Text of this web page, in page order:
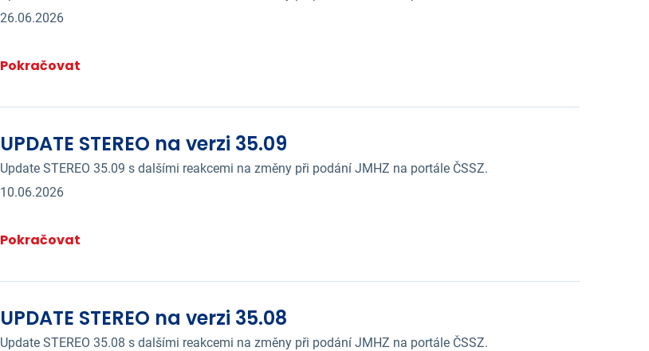
26.06.2026
Pokračovat
UPDATE STEREO na verzi 35.09
Update STEREO 35.09 s dalšími reakcemi na změny při podání JMHZ na portále ČSSZ.
10.06.2026
Pokračovat
UPDATE STEREO na verzi 35.08
Update STEREO 35.08 s dalšími reakcemi na změny při podání JMHZ na portále ČSSZ.